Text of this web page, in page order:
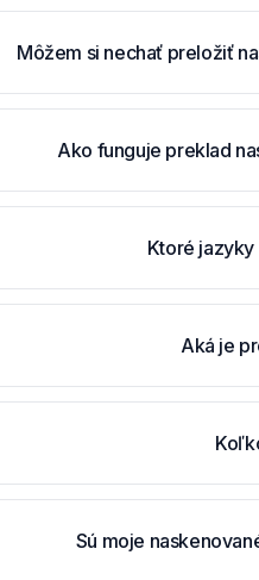
Môžem si nechať preložiť
Ako funguje preklad
Ktoré jazyky
Aká je
Sú moje